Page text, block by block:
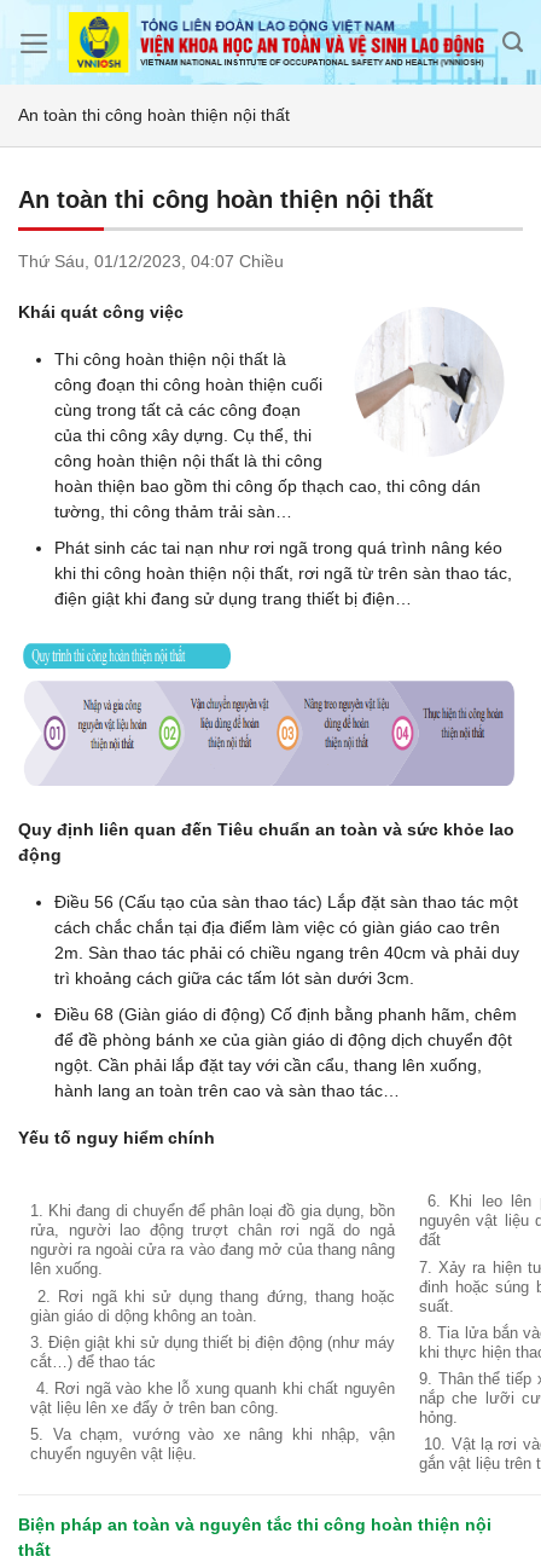
An toàn thi công hoàn thiện nội thất
An toàn thi công hoàn thiện nội thất
Thứ Sáu, 01/12/2023, 04:07 Chiều
Khái quát công việc
Thi công hoàn thiện nội thất là
công đoạn thi công hoàn thiện cuối
cùng trong tất cả các công đoạn
của thi công xây dựng. Cụ thể, thi
công hoàn thiện nội thất là thi công
hoàn thiện bao gồm thi công ốp thạch cao, thi công dán
tường, thi công thảm trải sàn…
Phát sinh các tai nạn như rơi ngã trong quá trình nâng kéo
khi thi công hoàn thiện nội thất, rơi ngã từ trên sàn thao tác,
điện giật khi đang sử dụng trang thiết bị điện…
Quy định liên quan đến Tiêu chuẩn an toàn và sức khỏe lao
động
Điều 56 (Cấu tạo của sàn thao tác) Lắp đặt sàn thao tác một
cách chắc chắn tại địa điểm làm việc có giàn giáo cao trên
2m. Sàn thao tác phải có chiều ngang trên 40cm và phải duy
trì khoảng cách giữa các tấm lót sàn dưới 3cm.
Điều 68 (Giàn giáo di động) Cố định bằng phanh hãm, chêm
để đề phòng bánh xe của giàn giáo di động dịch chuyển đột
ngột. Cần phải lắp đặt tay với cần cẩu, thang lên xuống,
hành lang an toàn trên cao và sàn thao tác…
Yếu tố nguy hiểm chính
1. Khi đang di chuyển để phân loại đồ gia dụng, bồn
rửa, người lao động trượt chân rơi ngã do ngả
người ra ngoài cửa ra vào đang mở của thang nâng
lên xuống.
2. Rơi ngã khi sử dụng thang đứng, thang hoặc
giàn giáo di dộng không an toàn.
3. Điện giật khi sử dụng thiết bị điện động (như máy
cắt…) để thao tác
4. Rơi ngã vào khe lỗ xung quanh khi chất nguyên
vật liệu lên xe đẩy ở trên ban công.
5. Va chạm, vướng vào xe nâng khi nhập, vận
chuyển nguyên vật liệu.
6. Khi leo lên
nguyên vật liệu
đất
7. Xảy ra hiện
đinh hoặc súng
suất.
8. Tia lửa bắn
khi thực hiện
9. Thân thể tiếp
nắp che lưỡi
hỏng.
10. Vật lạ rơi
gắn vật liệu trên
Biện pháp an toàn và nguyên tắc thi công hoàn thiện nội
thất